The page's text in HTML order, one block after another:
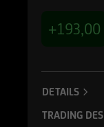
+193,00
DETAILS
TRADING